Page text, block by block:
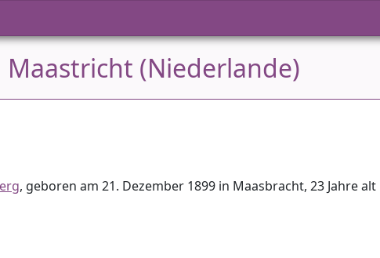
(Niederlande)
, geboren am 21. Dezember 1899 in Maasbracht, 23 Jahre alt